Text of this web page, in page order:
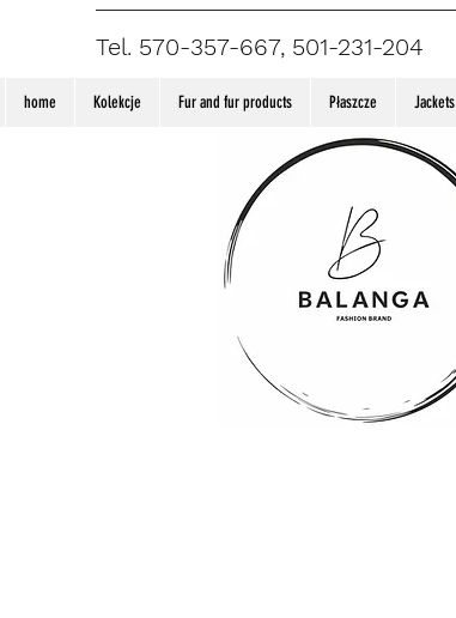
Tel. 570-357-667, 501-231-204
home Kolekcje Fur and fur products Płaszcze Jackets